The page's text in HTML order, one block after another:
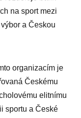
na sport mezi
a Českou
organizacím je
Českému
elitnímu
sportu a České